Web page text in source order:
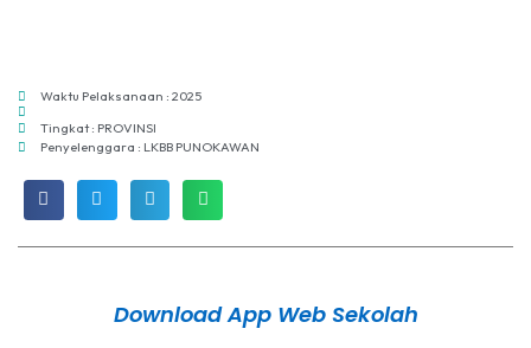
Waktu Pelaksanaan : 2025
Tingkat : PROVINSI
Penyelenggara : LKBB PUNOKAWAN
Download App Web Sekolah